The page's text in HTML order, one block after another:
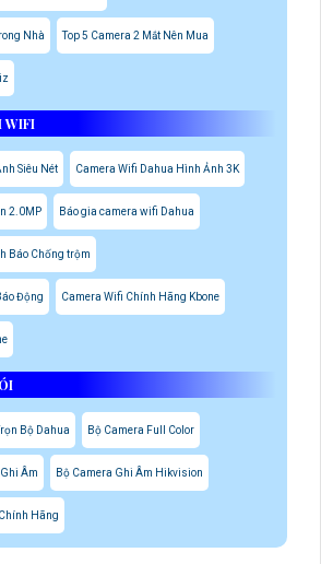
Nhà Top 5 Camera 2 Mắt Nên Mua
WIFI
Siêu Nét Camera Wifi Dahua Hình Ảnh 3K
2.0MP Báo gia camera wifi Dahua
Báo Chống trộm
Động Camera Wifi Chính Hãng Kbone
Bộ Dahua Bộ Camera Full Color
Âm Bộ Camera Ghi Âm Hikvision
Hãng